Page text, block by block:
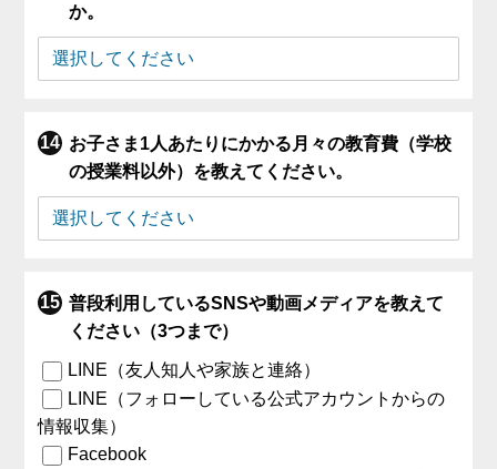
か。
お子さま1人あたりにかかる月々の教育費（学校
の授業料以外）を教えてください。
普段利用しているSNSや動画メディアを教えて
ください（3つまで）
LINE（友人知人や家族と連絡）
LINE（フォローしている公式アカウントからの
情報収集）
Facebook